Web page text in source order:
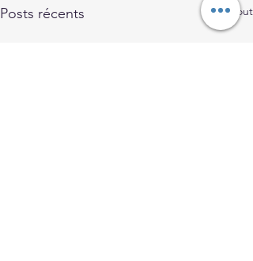
Posts récents Voir tout